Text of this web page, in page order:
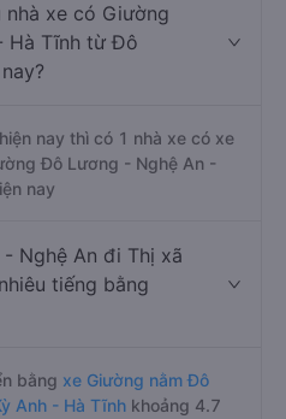
nhà xe có Giường
Hà Tĩnh từ Đô
nay thì có 1 nhà xe có xe
Đô Lương - Nghệ An -
nay
Nghệ An đi Thị xã
tiếng bằng
bằng xe Giường nằm Đô
Anh - Hà Tĩnh khoảng 4.7